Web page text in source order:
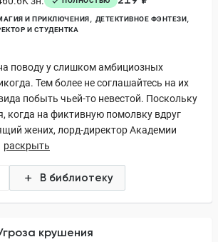
И ПРИКЛЮЧЕНИЯ
ДЕТЕКТИВНОЕ ФЭНТЕЗИ
И СТУДЕНТКА
поводу у слишком амбициозных
Тем более не соглашайтесь на их
побыть чьей-то невестой. Поскольку
когда на фиктивную помолвку вдруг
жених, лорд-директор Академии
раскрыть
В библиотеку
крушения